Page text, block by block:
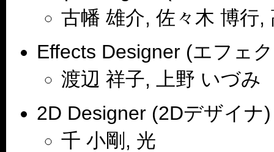
古幡 雄介, 佐々木 博行,
Effects Designer (エフェ
渡辺 祥子, 上野 いづみ
2D Designer (2Dデザイナ)
千 小剛, 光